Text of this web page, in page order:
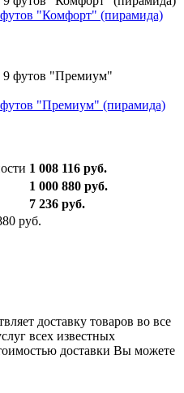
футов "Комфорт" (пирамида)
футов "Премиум" (пирамида)
1 008 116 руб.
1 000 880 руб.
7 236 руб.
руб.
доставку товаров во все
всех известных
доставки Вы можете